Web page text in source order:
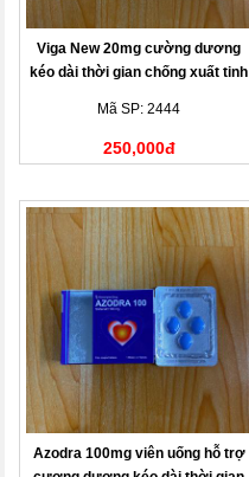
Viga New 20mg cường dương
kéo dài thời gian chống xuất tinh
Mã SP: 2444
250,000đ
Azodra 100mg viên uống hỗ trợ